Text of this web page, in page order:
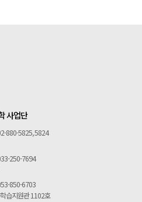
사업단
880-5825, 5824
250-7694
850-6703
습지원관 1102호